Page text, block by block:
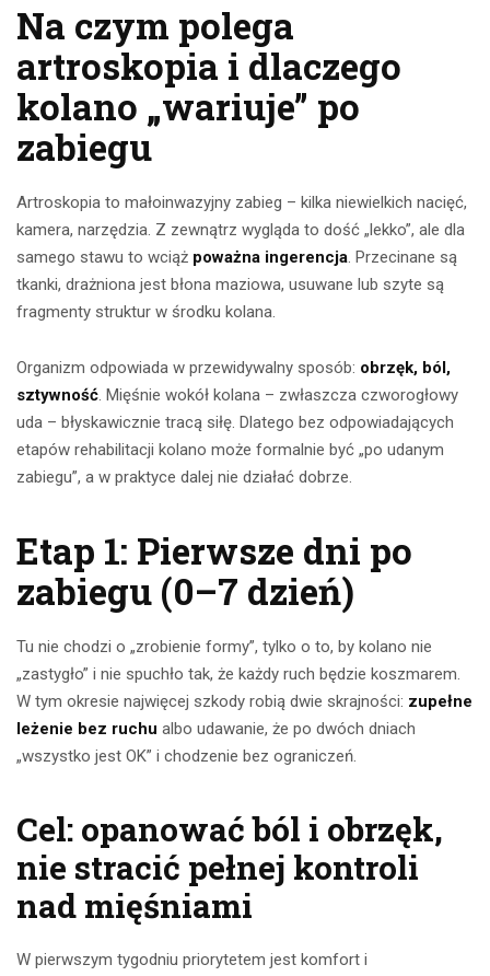
Na czym polega
artroskopia i dlaczego
kolano „wariuje” po
zabiegu
Artroskopia to małoinwazyjny zabieg – kilka niewielkich nacięć,
kamera, narzędzia. Z zewnątrz wygląda to dość „lekko”, ale dla
samego stawu to wciąż poważna ingerencja. Przecinane są
tkanki, drażniona jest błona maziowa, usuwane lub szyte są
fragmenty struktur w środku kolana.
Organizm odpowiada w przewidywalny sposób: obrzęk, ból,
sztywność. Mięśnie wokół kolana – zwłaszcza czworogłowy
uda – błyskawicznie tracą siłę. Dlatego bez odpowiadających
etapów rehabilitacji kolano może formalnie być „po udanym
zabiegu”, a w praktyce dalej nie działać dobrze.
Etap 1: Pierwsze dni po
zabiegu (0–7 dzień)
Tu nie chodzi o „zrobienie formy”, tylko o to, by kolano nie
„zastygło” i nie spuchło tak, że każdy ruch będzie koszmarem.
W tym okresie najwięcej szkody robią dwie skrajności: zupełne
leżenie bez ruchu albo udawanie, że po dwóch dniach
„wszystko jest OK” i chodzenie bez ograniczeń.
Cel: opanować ból i obrzęk,
nie stracić pełnej kontroli
nad mięśniami
W pierwszym tygodniu priorytetem jest komfort i